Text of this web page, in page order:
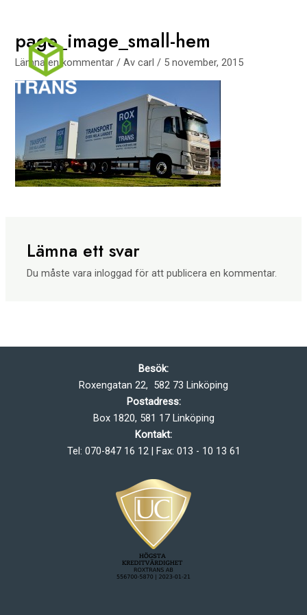
innehållpage_image_small-hem
Lämna en kommentar / Av carl/ 5 november, 2015
Lämna ett svar
Du måste varainloggad för att publicera en kommentar.
Besök:
Roxengatan 22, 582 73 Linköping
Postadress:
Box 1820, 581 17 Linköping
Kontakt:
Tel: 070-847 16 12 | Fax: 013 - 10 13 61